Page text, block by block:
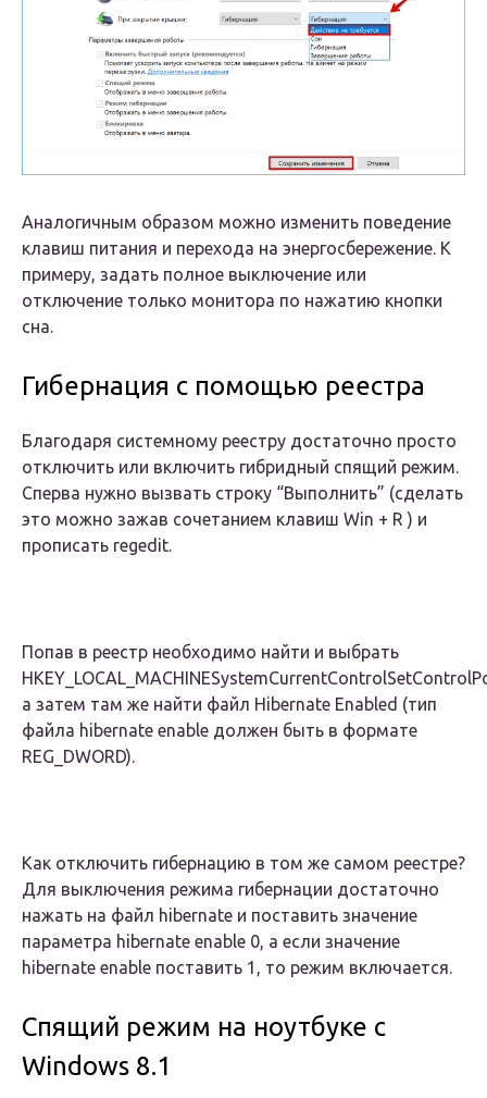
Аналогичным образом можно изменить поведение
клавиш питания и перехода на энергосбережение. К
примеру, задать полное выключение или
отключение только монитора по нажатию кнопки
сна.
Гибернация с помощью реестра
Благодаря системному реестру достаточно просто
отключить или включить гибридный спящий режим.
Сперва нужно вызвать строку “Выполнить” (сделать
это можно зажав сочетанием клавиш Win + R ) и
прописать regedit.
Попав в реестр необходимо найти и выбрать
а затем там же найти файл Hibernate Enabled (тип
файла hibernate enable должен быть в формате
REG_DWORD).
Как отключить гибернацию в том же самом реестре?
Для выключения режима гибернации достаточно
нажать на файл hibernate и поставить значение
параметра hibernate enable 0, а если значение
hibernate enable поставить 1, то режим включается.
Спящий режим на ноутбуке с
Windows 8.1